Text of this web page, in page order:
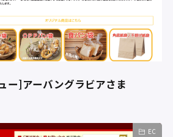
ー]アーバングラビアさま
EC